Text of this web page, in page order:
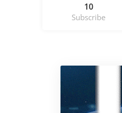
10
Subscribe